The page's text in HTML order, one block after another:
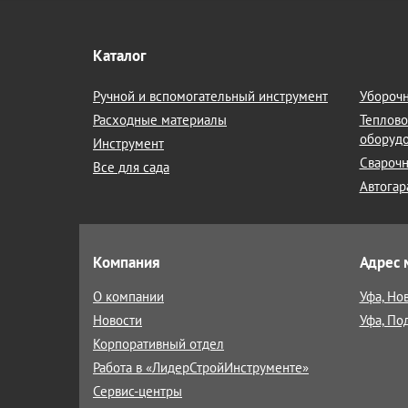
Каталог
Ручной и вспомогательный инструмент
Расходные материалы
Инструмент
Все для сада
Компания
О компании
Новости
Корпоративный отдел
Работа в «ЛидерСтройИнструменте»
Сервис-центры
Адрес
Уфа,
Уфа,